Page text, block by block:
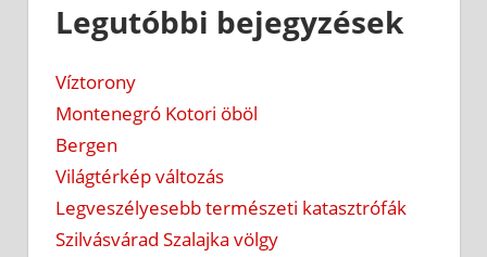
Legutóbbi bejegyzések
Víztorony
Montenegró Kotori öböl
Bergen
Világtérkép változás
Legveszélyesebb természeti katasztrófák
Szilvásvárad Szalajka völgy